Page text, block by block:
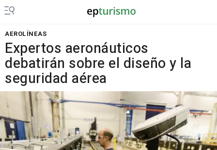
AEROLÍNEAS
Expertos aeronáuticos
debatirán sobre el diseño y la
seguridad aérea